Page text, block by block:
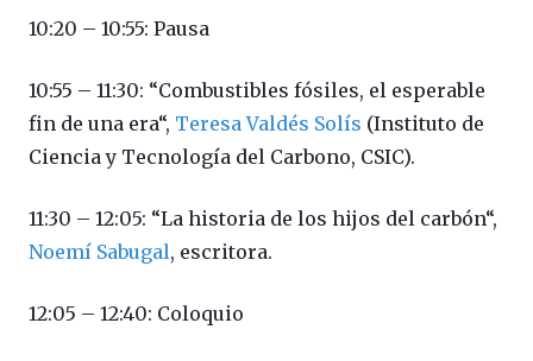
10:20 – 10:55: Pausa
10:55 – 11:30: “Combustibles fósiles, el esperable
fin de una era“, Teresa Valdés Solís (Instituto de
Ciencia y Tecnología del Carbono, CSIC).
11:30 – 12:05: “La historia de los hijos del carbón“,
Noemí Sabugal, escritora.
12:05 – 12:40: Coloquio